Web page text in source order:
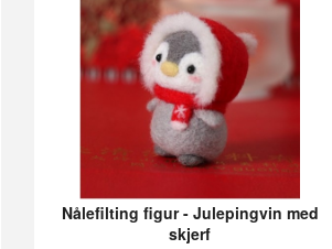
Nålefilting figur - Julepingvin med
skjerf